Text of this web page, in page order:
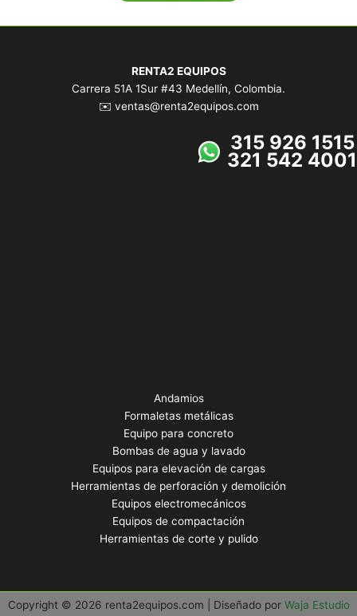
RENTA2 EQUIPOS
Carrera 51A 1Sur #43 Medellín, Colombia.
✉️ ventas@renta2equipos.com
315 926 1515
321 542 4001
Andamios
Formaletas metálicas
Equipo para concreto
Bombas de agua y lavado
Equipos para elevación de cargas
Herramientas de perforación y demolición
Equipos electromecánicos
Equipos de compactación
Herramientas de corte y pulido
Copyright © 2026 renta2equipos.com | Diseñado por Waja Estudio